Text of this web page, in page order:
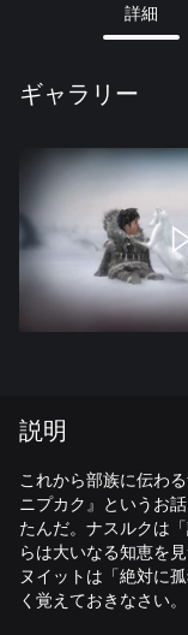
詳細
ギャラリー
説明
これから部族に伝わ
ニプカク』というお
たんだ。ナスルクは
らは大いなる知恵を
ヌイットは「絶対に
く覚えておきなさい。